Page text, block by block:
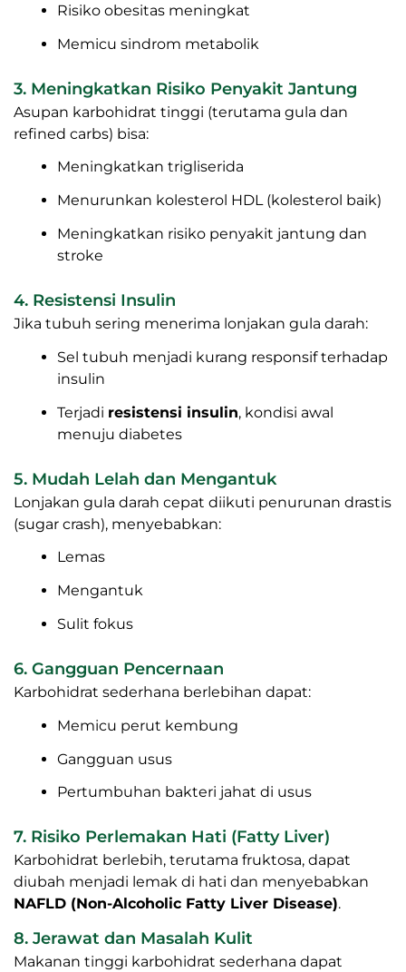
Risiko obesitas meningkat
Memicu sindrom metabolik
3. Meningkatkan Risiko Penyakit Jantung
Asupan karbohidrat tinggi (terutama gula dan
refined carbs) bisa:
Meningkatkan trigliserida
Menurunkan kolesterol HDL (kolesterol baik)
Meningkatkan risiko penyakit jantung dan
stroke
4. Resistensi Insulin
Jika tubuh sering menerima lonjakan gula darah:
Sel tubuh menjadi kurang responsif terhadap
insulin
Terjadi resistensi insulin, kondisi awal
menuju diabetes
5. Mudah Lelah dan Mengantuk
Lonjakan gula darah cepat diikuti penurunan drastis
(sugar crash), menyebabkan:
Lemas
Mengantuk
Sulit fokus
6. Gangguan Pencernaan
Karbohidrat sederhana berlebihan dapat:
Memicu perut kembung
Gangguan usus
Pertumbuhan bakteri jahat di usus
7. Risiko Perlemakan Hati (Fatty Liver)
Karbohidrat berlebih, terutama fruktosa, dapat
diubah menjadi lemak di hati dan menyebabkan
NAFLD (Non-Alcoholic Fatty Liver Disease).
8. Jerawat dan Masalah Kulit
Makanan tinggi karbohidrat sederhana dapat